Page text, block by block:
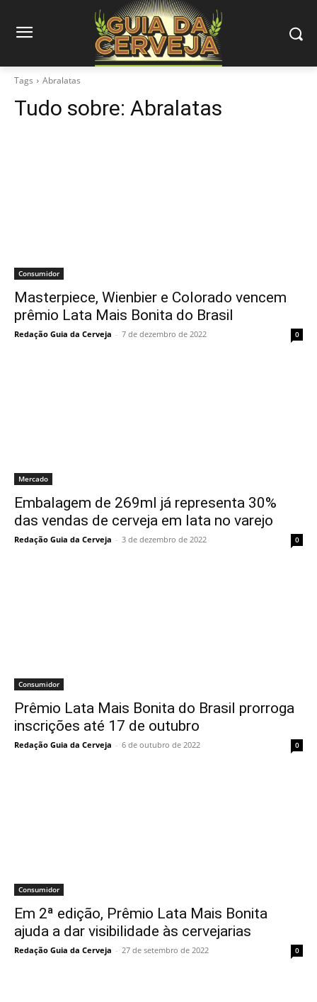
Tags Abralatas
Tudo sobre: Abralatas
Consumidor
Masterpiece, Wienbier e Colorado vencem
prêmio Lata Mais Bonita do Brasil
Redação Guia da Cerveja - 7 de dezembro de 2022 0
Mercado
Embalagem de 269ml já representa 30%
das vendas de cerveja em lata no varejo
Redação Guia da Cerveja - 3 de dezembro de 2022 0
Consumidor
Prêmio Lata Mais Bonita do Brasil prorroga
inscrições até 17 de outubro
Redação Guia da Cerveja - 6 de outubro de 2022 0
Consumidor
Em 2ª edição, Prêmio Lata Mais Bonita
ajuda a dar visibilidade às cervejarias
Redação Guia da Cerveja - 27 de setembro de 2022 0